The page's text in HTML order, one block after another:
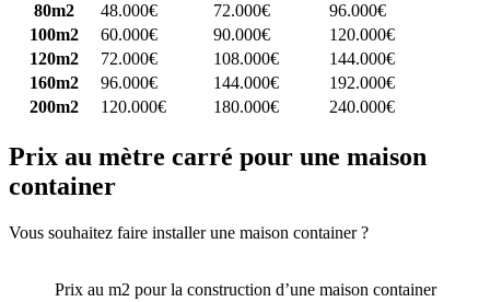
80m2
48.000€ 72.000€
96.000€
100m2
60.000€ 90.000€
120.000€
120m2
72.000€ 108.000€
144.000€
160m2
96.000€ 144.000€
192.000€
200m2
120.000€ 180.000€ 240.000€
Prix au mètre carré pour une maison
container
Vous souhaitez faire installer une maison container ?
Prix au m2 pour la construction d’une maison container